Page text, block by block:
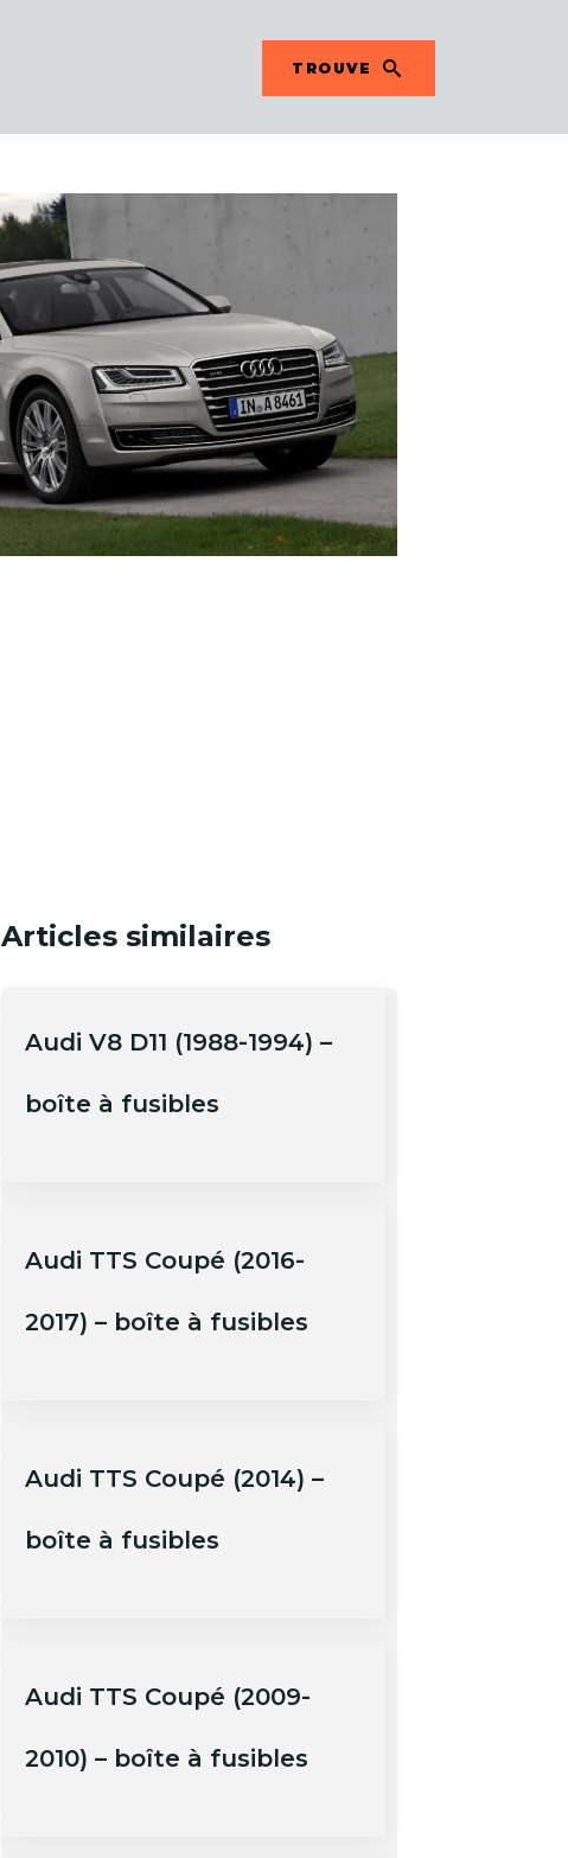
TROUVE
Articles similaires
Audi V8 D11 (1988-1994) –
boîte à fusibles
Audi TTS Coupé (2016-
2017) – boîte à fusibles
Audi TTS Coupé (2014) –
boîte à fusibles
Audi TTS Coupé (2009-
2010) – boîte à fusibles